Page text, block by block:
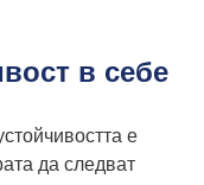
в себе
е
да следват